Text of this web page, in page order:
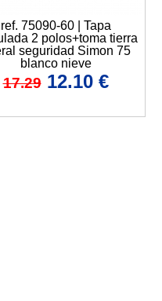
ref. 75090-60 | Tapa
2 polos+toma tierra
seguridad Simon 75
blanco nieve
17.29 12.10€